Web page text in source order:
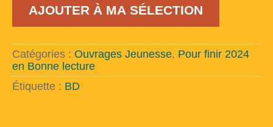
Joyeuses
Fenouil
!
AJOUTER À MA SÉLECTION
Catégories : Ouvrages Jeunesse, Pour finir 2024
en Bonne lecture
Étiquette : BD